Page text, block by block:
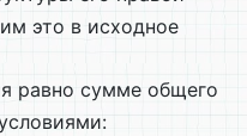
это в исходное
равно сумме общего